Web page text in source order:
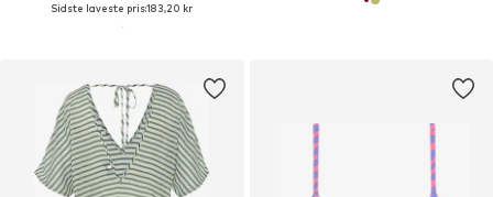
Sidste laveste pris:183,20 kr